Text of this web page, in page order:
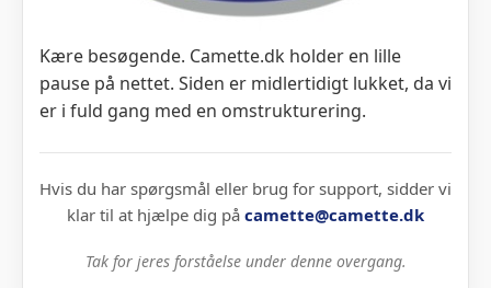
Kære besøgende. Camette.dk holder en lille
pause på nettet. Siden er midlertidigt lukket, da vi
er i fuld gang med en omstrukturering.
Hvis du har spørgsmål eller brug for support, sidder vi
klar til at hjælpe dig på camette@camette.dk
Tak for jeres forståelse under denne overgang.